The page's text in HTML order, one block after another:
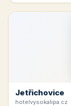
Jetřichovice
hotelvysokalipa.cz